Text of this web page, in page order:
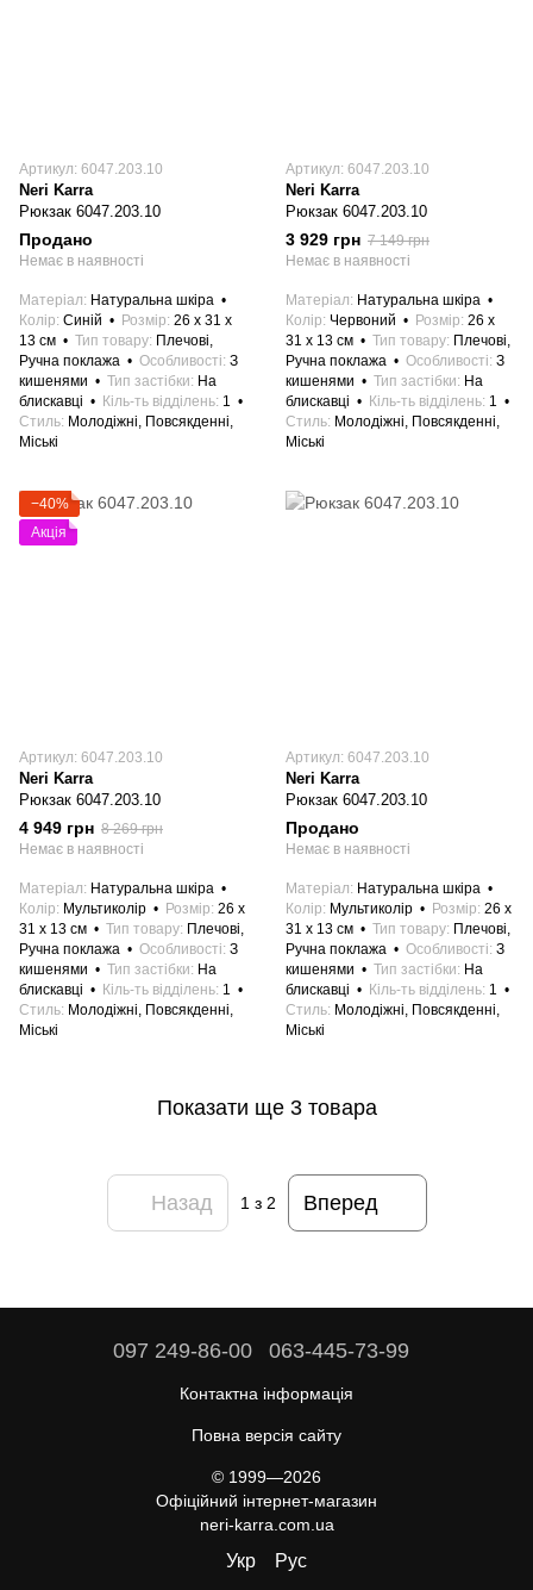
Артикул: 6047.203.10
Neri Karra
Рюкзак 6047.203.10
Продано
Немає в наявності
Матеріал
Натуральна шкіра
Колір Синій Розмір 26 x 31 x
13 см
Тип товару Плечові,
Ручна поклажа
Особливості З
кишенями
Тип застібки
На
блискавці
Кіль-ть відділень 1
Стиль Молодіжні, Повсякденні,
Міські
Артикул: 6047.203.10
Neri Karra
Рюкзак 6047.203.10
3 929 грн 7 149 грн
Немає в наявності
Матеріал
Натуральна шкіра
Колір Червоний Розмір 26 x
31 x 13 см
Тип товару Плечові,
Ручна поклажа
Особливості З
кишенями
Тип застібки
На
блискавці
Кіль-ть відділень 1
Стиль Молодіжні, Повсякденні,
Міські
−40%
Акція
Артикул: 6047.203.10
Neri Karra
Рюкзак 6047.203.10
4 949 грн 8 269 грн
Немає в наявності
Матеріал
Натуральна шкіра
Колір
Мультиколір Розмір 26 x
31 x 13 см
Тип товару Плечові,
Ручна поклажа
Особливості З
кишенями
Тип застібки
На
блискавці
Кіль-ть відділень 1
Стиль Молодіжні, Повсякденні,
Міські
Артикул: 6047.203.10
Neri Karra
Рюкзак 6047.203.10
Продано
Немає в наявності
Матеріал
Натуральна шкіра
Колір
Мультиколір Розмір 26 x
31 x 13 см
Тип товару Плечові,
Ручна поклажа
Особливості З
кишенями
Тип застібки
На
блискавці
Кіль-ть відділень 1
Стиль Молодіжні, Повсякденні,
Міські
Показати ще 3 товара
Назад 1 з 2 Вперед
097 249-86-00 063-445-73-99
Контактна інформація
Повна версія сайту
© 1999—2026
Офіційний інтернет-магазин
neri-karra.com.ua
Укр Рус